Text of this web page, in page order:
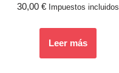
30,00 € Impuestos incluidos
Leer más